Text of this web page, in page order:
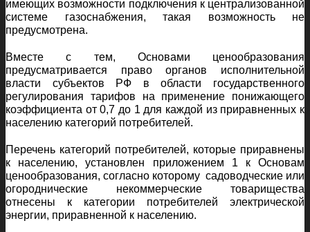
имеющих возможности подключения к централизованной
системе газоснабжения, такая возможность не
предусмотрена.
Вместе с тем, Основами ценообразования
предусматривается право органов исполнительной
власти субъектов РФ в области государственного
регулирования тарифов на применение понижающего
коэффициента от 0,7 до 1 для каждой из приравненных к
населению категорий потребителей.
Перечень категорий потребителей, которые приравнены
к населению, установлен приложением 1 к Основам
ценообразования, согласно которому садоводческие или
огороднические некоммерческие товарищества
отнесены к категории потребителей электрической
энергии, приравненной к населению.